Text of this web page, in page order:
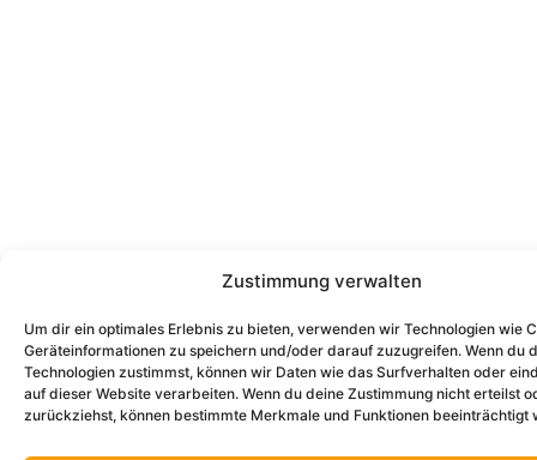
Zustimmung verwalten
Um dir ein optimales Erlebnis zu bieten, verwenden wir Technologien wie
Geräteinformationen zu speichern und/oder darauf zuzugreifen. Wenn du
Technologien zustimmst, können wir Daten wie das Surfverhalten oder
auf dieser Website verarbeiten. Wenn du deine Zustimmung nicht erteilst
zurückziehst, können bestimmte Merkmale und Funktionen beeinträchtigt